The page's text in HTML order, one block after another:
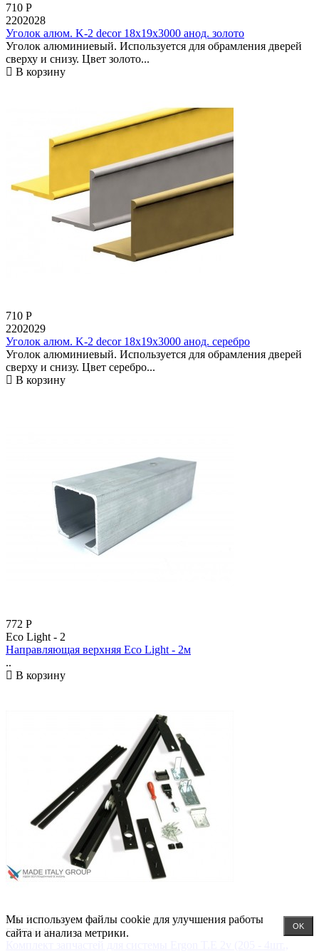
710 Р
2202028
Уголок алюм. K-2 decor 18х19х3000 анод. золото
Уголок алюминиевый. Используется для обрамления дверей
сверху и снизу. Цвет золото...
В корзину
710 Р
2202029
Уголок алюм. K-2 decor 18х19х3000 анод. серебро
Уголок алюминиевый. Используется для обрамления дверей
сверху и снизу. Цвет серебро...
В корзину
772 Р
Eco Light - 2
Направляющая верхняя Eco Light - 2м
..
В корзину
798 Р
ERG0042
Мы используем файлы cookie для улучшения работы
сайта и анализа метрики.
OK